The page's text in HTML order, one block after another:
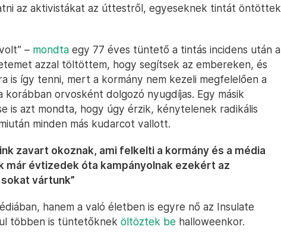
az aktivistákat az úttestről, egyeseknek tintát öntöttek
– mondta egy 77 éves tüntető a tintás incidens után a
azzal töltöttem, hogy segítsek az embereken, és
is így tenni, mert a kormány nem kezeli megfelelően a
korábban orvosként dolgozó nyugdíjas. Egy másik
is azt mondta, hogy úgy érzik, kénytelenek radikális
minden más kudarcot vallott.
zavart okoznak, ami felkelti a kormány és a média
már évtizedek óta kampányolnak ezekért az
vártunk”
hanem a való életben is egyre nő az Insulate
többen is tüntetőknek öltöztek be halloweenkor.